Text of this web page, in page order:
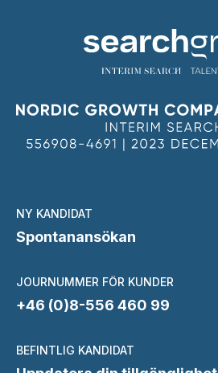
NY KANDIDAT
Spontanansökan
JOURNUMMER FÖR KUNDER
+46 (0)8-556 460 99
BEFINTLIG KANDIDAT